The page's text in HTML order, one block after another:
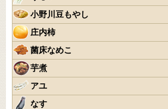
小野川豆もやし
庄内柿
菌床なめこ
芋煮
アユ
なす